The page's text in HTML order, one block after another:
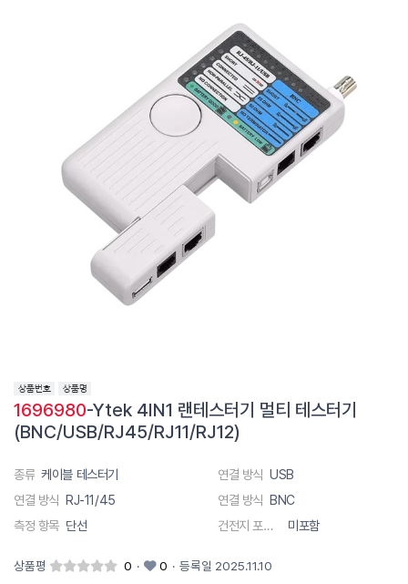
1696980-Ytek 4IN1 랜테스터기 멀티 테스터기
(BNC/USB/RJ45/RJ11/RJ12)
종류 케이블 테스터기 연결 방식 USB
연결 방식 RJ-11/45 연결 방식 BNC
측정 항목 단선 건전지 포함 유무 미포함
상품평 0 · 0 · 등록일 2025.11.10